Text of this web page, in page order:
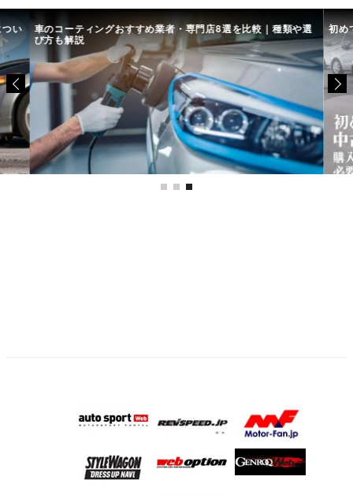
い 車のコーティングおすすめ業者・専門店8選を比較｜種類や選
び方も解説
初め